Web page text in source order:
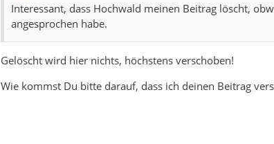
Interessant, dass Hochwald meinen Beitrag löscht,
angesprochen habe.
Gelöscht wird hier nichts, höchstens verschoben!
Wie kommst Du bitte darauf, dass ich deinen Beitrag